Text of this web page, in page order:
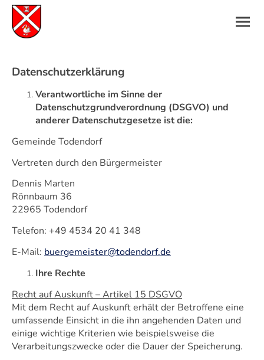
Datenschutzerklärung
Verantwortliche im Sinne der
Datenschutzgrundverordnung (DSGVO) und
anderer Datenschutzgesetze ist die:
Gemeinde Todendorf
Vertreten durch den Bürgermeister
Dennis Marten
Rönnbaum 36
22965 Todendorf
Telefon: +49 4534 20 41 348
E-Mail: buergemeister@todendorf.de
Ihre Rechte
Recht auf Auskunft – Artikel 15 DSGVO
Mit dem Recht auf Auskunft erhält der Betroffene eine
umfassende Einsicht in die ihn angehenden Daten und
einige wichtige Kriterien wie beispielsweise die
Verarbeitungszwecke oder die Dauer der Speicherung.